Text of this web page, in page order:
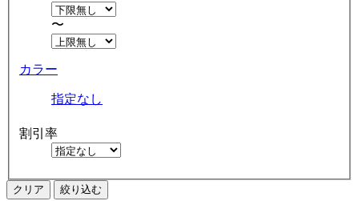
〜
カラー
指定なし
割引率
クリア 絞り込む